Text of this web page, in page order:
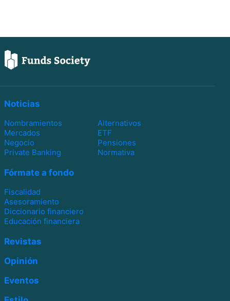
Noticias
Nombramientos
Alternativos
Mercados
ETF
Negocio
Pensiones
Private Banking
Normativa
Fórmate a fondo
Fiscalidad
Asesoramiento
Diccionario financiero
Educación financiera
Revistas
Opinión
Eventos